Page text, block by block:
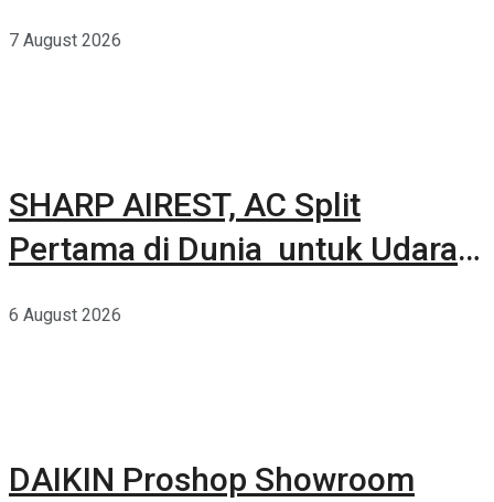
7 August 2026
SHARP AIREST, AC Split
Pertama di Dunia untuk Udara
6 August 2026
DAIKIN Proshop Showroom